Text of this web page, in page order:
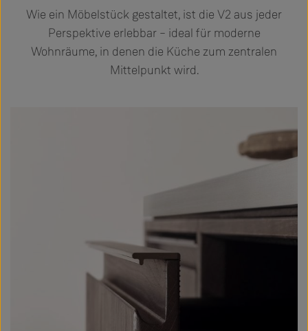
Wie ein Möbelstück gestaltet, ist die V2 aus jeder
Perspektive erlebbar – ideal für moderne
Wohnräume, in denen die Küche zum zentralen
Mittelpunkt wird.